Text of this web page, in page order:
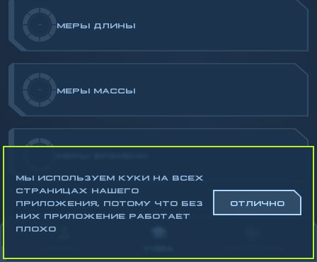
- МЕРЫ ДЛИНЫ
- МЕРЫ МАССЫ
Математика
Геометрия
МЫ ИСПОЛЬЗУЕМ КУКИ НА ВСЕХ
СТРАНИЦАХ НАШЕГО
ПРИЛОЖЕНИЯ, ПОТОМУ ЧТО БЕЗ
НИХ ПРИЛОЖЕНИЕ РАБОТАЕТ
ПЛОХО
ОТЛИЧНО